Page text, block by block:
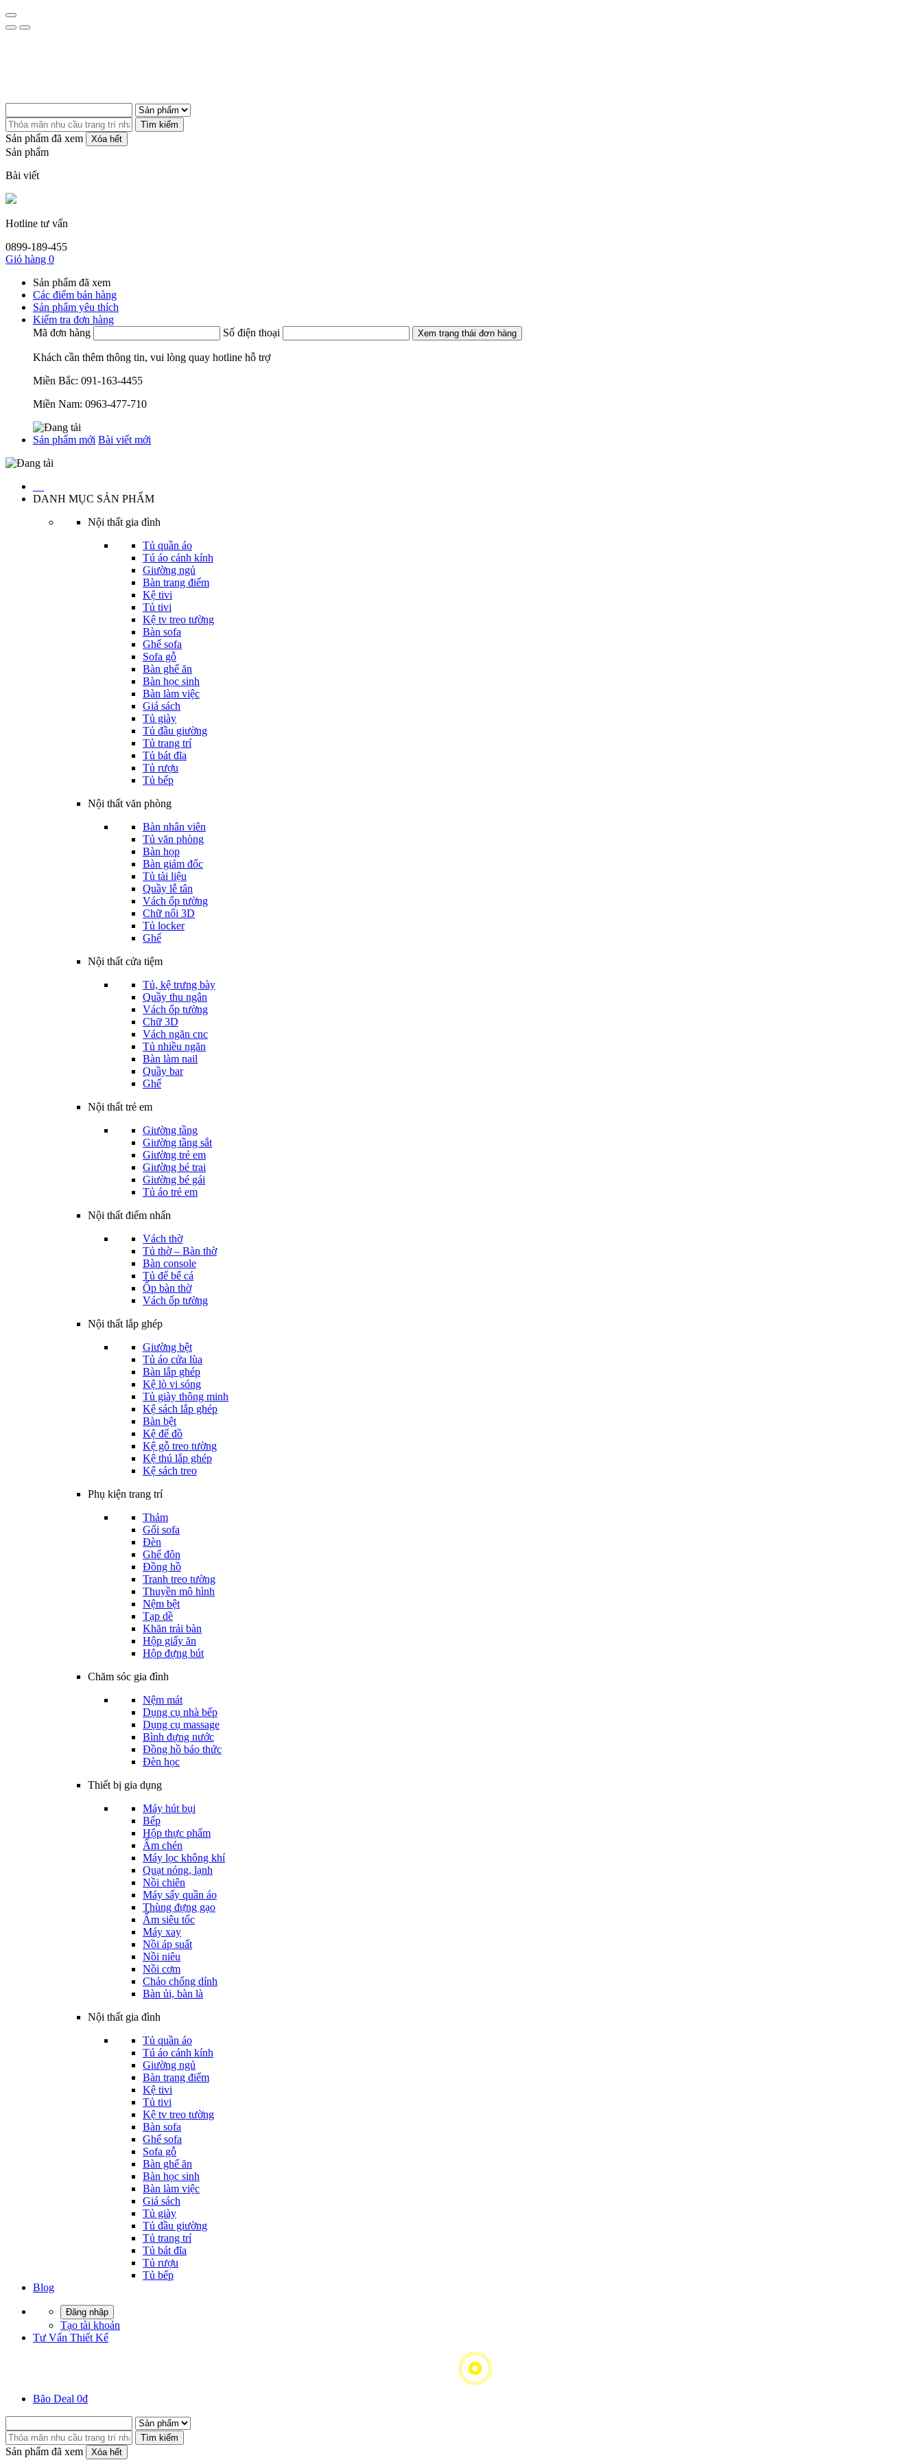
Tìm kiếm
Sản phẩm đã xem Xóa hết
Sản phẩm
Bài viết
Hotline tư vấn
0899-189-455
Giỏ hàng 0
Sản phẩm đã xem
Các điểm bán hàng
Sản phẩm yêu thích
Kiểm tra đơn hàng
Mã đơn hàng
Số điện thoại Xem trạng thái đơn hàng
Khách cần thêm thông tin, vui lòng quay hotline hỗ trợ
Miền Bắc: 091-163-4455
Miền Nam: 0963-477-710
Sản phẩm mới Bài viết mới
DANH MỤC SẢN PHẨM
Nội thất gia đình
Tủ quần áo
Tú áo cánh kính
Giường ngủ
Bàn trang điểm
Kệ tivi
Tủ tivi
Kệ tv treo tường
Bàn sofa
Ghế sofa
Sofa gỗ
Bàn ghế ăn
Bàn học sinh
Bàn làm việc
Giá sách
Tủ giày
Tủ đầu giường
Tủ trang trí
Tủ bát đĩa
Tủ rượu
Tủ bếp
Nội thất văn phòng
Bàn nhân viên
Tủ văn phòng
Bàn họp
Bàn giám đốc
Tủ tài liệu
Quầy lễ tân
Vách ốp tường
Chữ nổi 3D
Tủ locker
Ghế
Nội thất cửa tiệm
Tủ, kệ trưng bày
Quầy thu ngân
Vách ốp tường
Chữ 3D
Vách ngăn cnc
Tủ nhiều ngăn
Bàn làm nail
Quầy bar
Ghế
Nội thất trẻ em
Giường tầng
Giường tầng sắt
Giường trẻ em
Giường bé trai
Giường bé gái
Tủ áo trẻ em
Nội thất điểm nhấn
Vách thờ
Tủ thờ – Bàn thờ
Bàn console
Tủ để bể cá
Ốp bàn thờ
Vách ốp tường
Nội thất lắp ghép
Giường bệt
Tủ áo cửa lùa
Bàn lắp ghép
Kệ lò vi sóng
Tủ giày thông minh
Kệ sách lắp ghép
Bàn bệt
Kệ để đồ
Kệ gỗ treo tường
Kệ thú lắp ghép
Kệ sách treo
Phụ kiện trang trí
Thảm
Gối sofa
Đèn
Ghế đôn
Đồng hồ
Tranh treo tường
Thuyền mô hình
Nệm bệt
Tạp dề
Khăn trải bàn
Hộp giấy ăn
Hộp đựng bút
Chăm sóc gia đình
Nệm mát
Dụng cụ nhà bếp
Dụng cụ massage
Bình đựng nước
Đồng hồ báo thức
Đèn học
Thiết bị gia dụng
Máy hút bụi
Bếp
Hộp thực phẩm
Ấm chén
Máy lọc không khí
Quạt nóng, lạnh
Nồi chiên
Máy sấy quần áo
Thùng đựng gạo
Ấm siêu tốc
Máy xay
Nồi áp suất
Nồi niêu
Nồi cơm
Chảo chống dính
Bàn ủi, bàn là
Nội thất gia đình
Tủ quần áo
Tú áo cánh kính
Giường ngủ
Bàn trang điểm
Kệ tivi
Tủ tivi
Kệ tv treo tường
Bàn sofa
Ghế sofa
Sofa gỗ
Bàn ghế ăn
Bàn học sinh
Bàn làm việc
Giá sách
Tủ giày
Tủ đầu giường
Tủ trang trí
Tủ bát đĩa
Tủ rượu
Tủ bếp
Blog
Đăng nhập
Tạo tài khoản
Tư Vấn Thiết Kế
Bão Deal 0đ
Tìm kiếm
Sản phẩm đã xem Xóa hết